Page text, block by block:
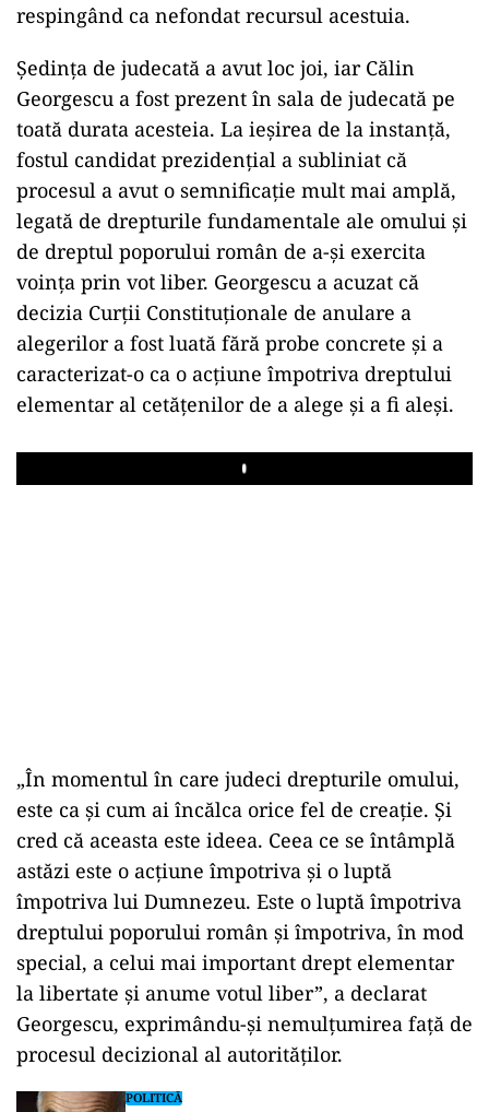
respingând ca nefondat recursul acestuia.
Ședința de judecată a avut loc joi, iar Călin
Georgescu a fost prezent în sala de judecată pe
toată durata acesteia. La ieșirea de la instanță,
fostul candidat prezidențial a subliniat că
procesul a avut o semnificație mult mai amplă,
legată de drepturile fundamentale ale omului și
de dreptul poporului român de a-și exercita
voința prin vot liber. Georgescu a acuzat că
decizia Curții Constituționale de anulare a
alegerilor a fost luată fără probe concrete și a
caracterizat-o ca o acțiune împotriva dreptului
elementar al cetățenilor de a alege și a fi aleși.
Play
„În momentul în care judeci drepturile omului,
este ca şi cum ai încălca orice fel de creaţie. Şi
cred că aceasta este ideea. Ceea ce se întâmplă
astăzi este o acţiune împotriva şi o luptă
împotriva lui Dumnezeu. Este o luptă împotriva
dreptului poporului român şi împotriva, în mod
special, a celui mai important drept elementar
la libertate şi anume votul liber”, a declarat
Georgescu, exprimându-și nemulțumirea față de
procesul decizional al autorităților.
POLITICĂ